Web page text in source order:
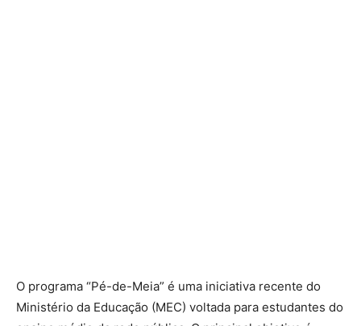
O programa “Pé-de-Meia” é uma iniciativa recente do
Ministério da Educação (MEC) voltada para estudantes do